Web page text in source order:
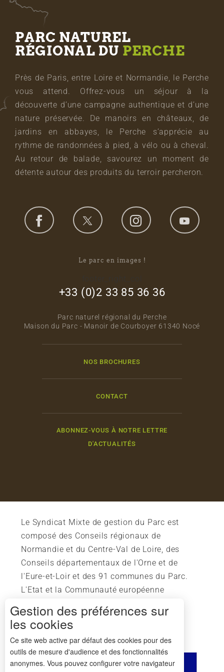
PARC NATUREL
RÉGIONAL DU PERCHE
Près de Paris, entre Loire et Normandie, le Perche
vous attend. Offrez-vous un séjour à la
découverte d’une campagne authentique et d’une
nature préservée. De manoirs en châteaux, de
jardins en abbayes, le Perche s’apprécie au
rythme de randonnées à pied, à vélo ou à cheval.
Au retour de balade, savourez un moment de
détente autour des produits du terroir percheron.
Le parc en images !
+33 (0)2 33 85 36 36
Parc naturel régional du Perche
Maison du Parc - Manoir de Courboyer 61340 Nocé
NOS BROCHURES
CONTACT
ABONNEZ-VOUS À NOTRE LETTRE
D'ACTUALITÉS
Le Syndicat Mixte de gestion du Parc est
composé des Conseils régionaux de
Normandie et du Centre-Val de Loire, des
Conseils départementaux de l'Orne et de
l'Eure-et-Loir et des 91 communes du Parc.
L'Etat et la Communauté européenne
Gestion des préférences sur
les cookies
Ce site web active par défaut des cookies pour des
outils de mesure d'audience et des fonctionnalités
anonymes. Vous pouvez configurer votre navigateur